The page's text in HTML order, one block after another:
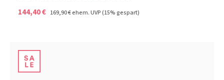
144,40 € 169,90 €ehem. UVP(15% gespart)